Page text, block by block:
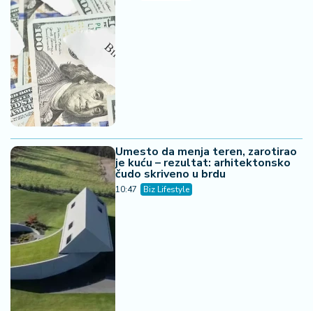
Umesto da menja teren, zarotirao
je kuću – rezultat: arhitektonsko
čudo skriveno u brdu
10:47 Biz Lifestyle